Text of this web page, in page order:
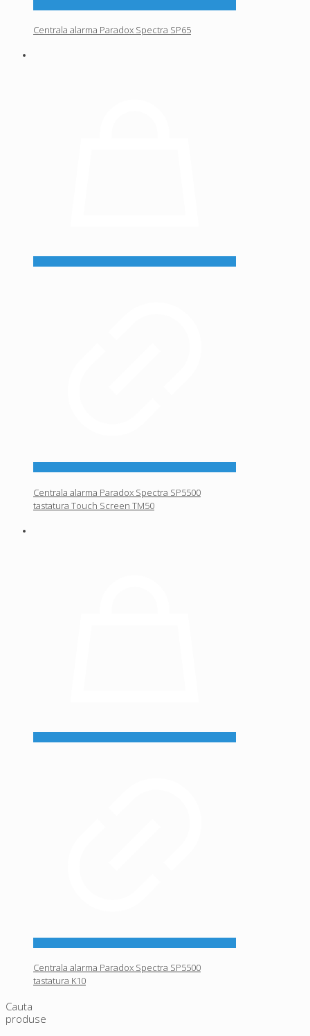
Centrala alarma Paradox Spectra SP65
Centrala alarma Paradox Spectra SP5500
tastatura Touch Screen TM50
Centrala alarma Paradox Spectra SP5500
tastatura K10
Cauta
produse